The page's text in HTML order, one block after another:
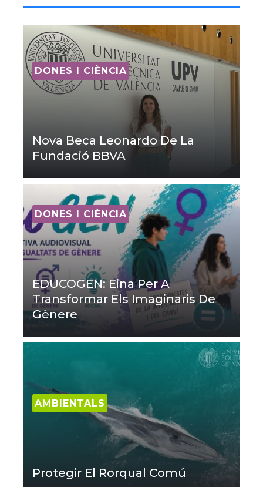
DONES I CIÈNCIA
Nova Beca Leonardo De La
Fundació BBVA
DONES I CIÈNCIA
EDUCOGEN: Eina Per A
Transformar Els Imaginaris De
Gènere
AMBIENTALS
Protegir El Rorqual Comú